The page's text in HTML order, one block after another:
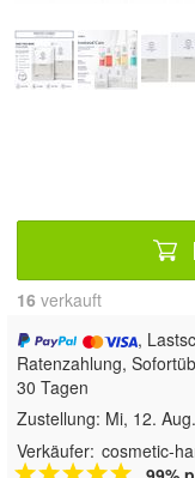
16 verkauft
,
Ratenzahlung,
30 Tagen
Zustellung: Mi, 12.
Verkäufer: cosmetic-